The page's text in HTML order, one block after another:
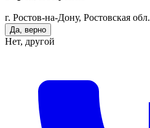
г. Ростов-на-Дону, Ростовская обл.
Да, верно
Нет, другой